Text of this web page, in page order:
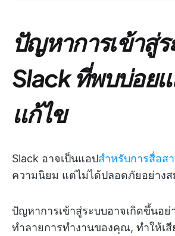
ปัญหาการเข้าสู่
Slack ที่พบบ่อย
แก้ไข
Slack อาจเป็นแอปสำหรับการสื่อส
ความนิยม แต่ไม่ได้ปลอดภัยอย่าง
ปัญหาการเข้าสู่ระบบอาจเกิดขึ้นอ
ทำลายการทำงานของคุณ, ทำให้เสี